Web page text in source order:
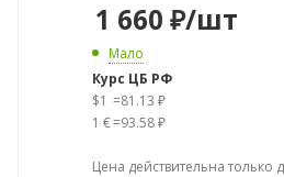
1 660 ₽/шт
Мало
Курс ЦБ РФ
$1 =81.13 ₽
1 €=93.58 ₽
Цена действительна только